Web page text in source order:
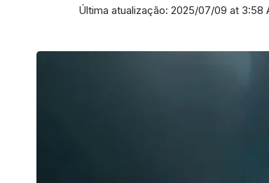
Última atualização: 2025/07/09 at 3:58